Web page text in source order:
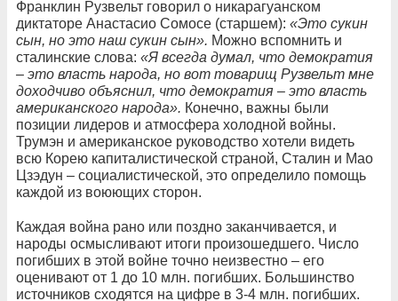
Франклин Рузвельт говорил о никарагуанском
диктаторе Анастасио Сомосе (старшем): «Это сукин
сын, но это наш сукин сын». Можно вспомнить и
сталинские слова: «Я всегда думал, что демократия
– это власть народа, но вот товарищ Рузвельт мне
доходчиво объяснил, что демократия – это власть
американского народа». Конечно, важны были
позиции лидеров и атмосфера холодной войны.
Трумэн и американское руководство хотели видеть
всю Корею капиталистической страной, Сталин и Мао
Цзэдун – социалистической, это определило помощь
каждой из воюющих сторон.
Каждая война рано или поздно заканчивается, и
народы осмысливают итоги произошедшего. Число
погибших в этой войне точно неизвестно – его
оценивают от 1 до 10 млн. погибших. Большинство
источников сходятся на цифре в 3-4 млн. погибших.